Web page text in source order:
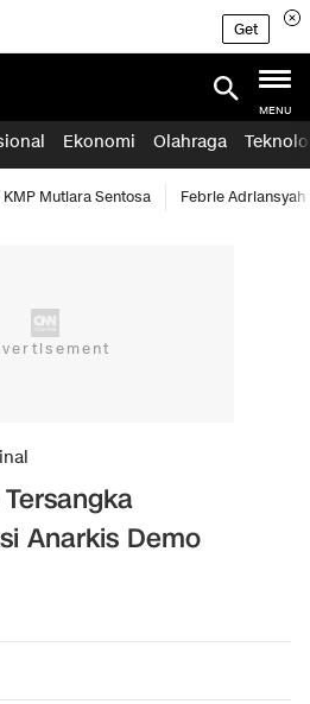
Get
MENU
Ekonomi Olahraga
KMP Mutiara Sentosa Febrie Adriansyah
Anarkis Demo